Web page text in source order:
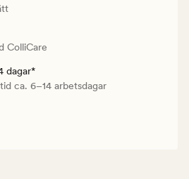
ColliCare
dagar*
ca. 6–14 arbetsdagar